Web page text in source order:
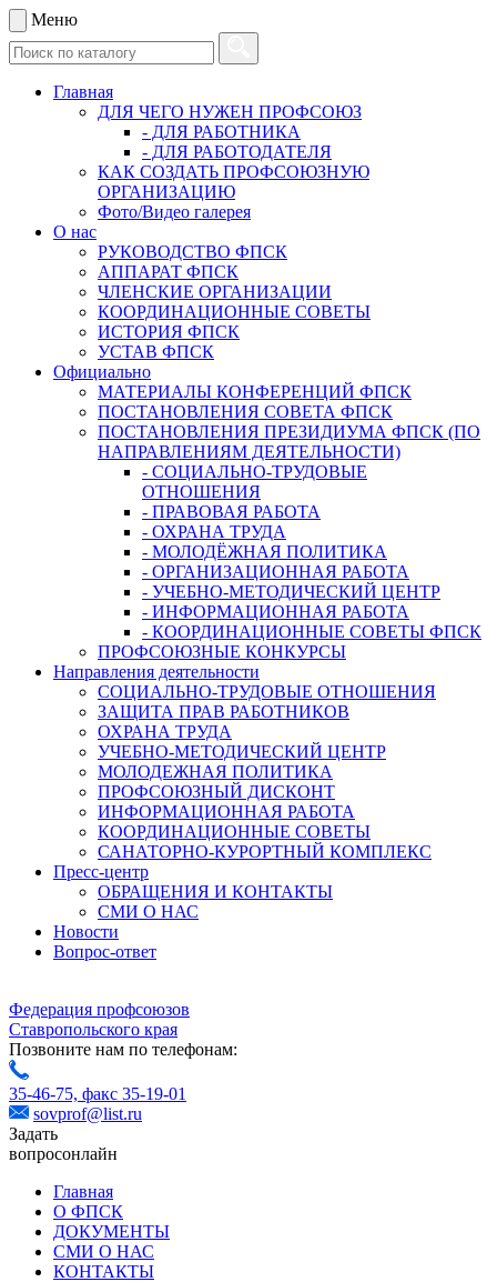
Меню
Главная
ДЛЯ ЧЕГО НУЖЕН ПРОФСОЮЗ
- ДЛЯ РАБОТНИКА
- ДЛЯ РАБОТОДАТЕЛЯ
КАК СОЗДАТЬ ПРОФСОЮЗНУЮ
ОРГАНИЗАЦИЮ
Фото/Видео галерея
О нас
РУКОВОДСТВО ФПСК
АППАРАТ ФПСК
ЧЛЕНСКИЕ ОРГАНИЗАЦИИ
КООРДИНАЦИОННЫЕ СОВЕТЫ
ИСТОРИЯ ФПСК
УСТАВ ФПСК
Официально
МАТЕРИАЛЫ КОНФЕРЕНЦИЙ ФПСК
ПОСТАНОВЛЕНИЯ СОВЕТА ФПСК
ПОСТАНОВЛЕНИЯ ПРЕЗИДИУМА ФПСК (ПО
НАПРАВЛЕНИЯМ ДЕЯТЕЛЬНОСТИ)
- СОЦИАЛЬНО-ТРУДОВЫЕ
ОТНОШЕНИЯ
- ПРАВОВАЯ РАБОТА
- ОХРАНА ТРУДА
- МОЛОДЁЖНАЯ ПОЛИТИКА
- ОРГАНИЗАЦИОННАЯ РАБОТА
- УЧЕБНО-МЕТОДИЧЕСКИЙ ЦЕНТР
- ИНФОРМАЦИОННАЯ РАБОТА
- КООРДИНАЦИОННЫЕ СОВЕТЫ ФПСК
ПРОФСОЮЗНЫЕ КОНКУРСЫ
Направления деятельности
СОЦИАЛЬНО-ТРУДОВЫЕ ОТНОШЕНИЯ
ЗАЩИТА ПРАВ РАБОТНИКОВ
ОХРАНА ТРУДА
УЧЕБНО-МЕТОДИЧЕСКИЙ ЦЕНТР
МОЛОДЕЖНАЯ ПОЛИТИКА
ПРОФСОЮЗНЫЙ ДИСКОНТ
ИНФОРМАЦИОННАЯ РАБОТА
КООРДИНАЦИОННЫЕ СОВЕТЫ
САНАТОРНО-КУРОРТНЫЙ КОМПЛЕКС
Пресс-центр
ОБРАЩЕНИЯ И КОНТАКТЫ
СМИ О НАС
Новости
Вопрос-ответ
Федерация профсоюзов
Ставропольского края
Позвоните нам по телефонам:
35-46-75, факс 35-19-01
sovprof@list.ru
Задать
вопросонлайн
Главная
О ФПСК
ДОКУМЕНТЫ
СМИ О НАС
КОНТАКТЫ